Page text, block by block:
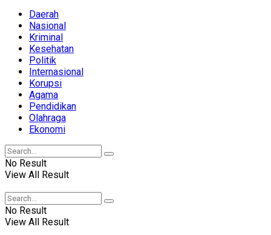
Daerah
Nasional
Kriminal
Kesehatan
Politik
Internasional
Korupsi
Agama
Pendidikan
Olahraga
Ekonomi
No Result
View All Result
No Result
View All Result